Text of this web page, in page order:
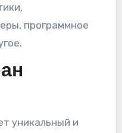
программное
уникальный и